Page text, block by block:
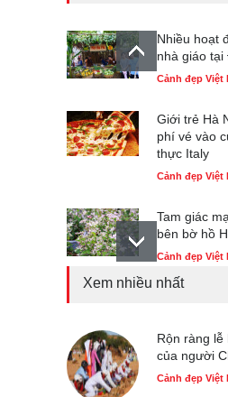
Nhiều hoạt
nhà giáo tại
Cảnh đẹp Việt
Giới trẻ Hà
phí vé vào
thực Italy
Cảnh đẹp Việt
Tam giác
bên bờ hồ
Cảnh đẹp Việt
Cảnh đẹp Việt
Những món
Xem nhiều nhất
Rộn ràng lễ
của người
Cảnh đẹp Việt